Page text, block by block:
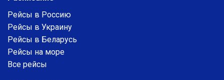
Рейсы в Россию
Рейсы в Украину
Рейсы в Беларусь
Рейсы на море
Все рейсы